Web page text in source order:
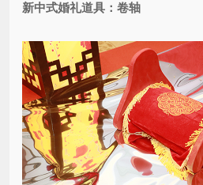
新中式婚礼道具：卷轴